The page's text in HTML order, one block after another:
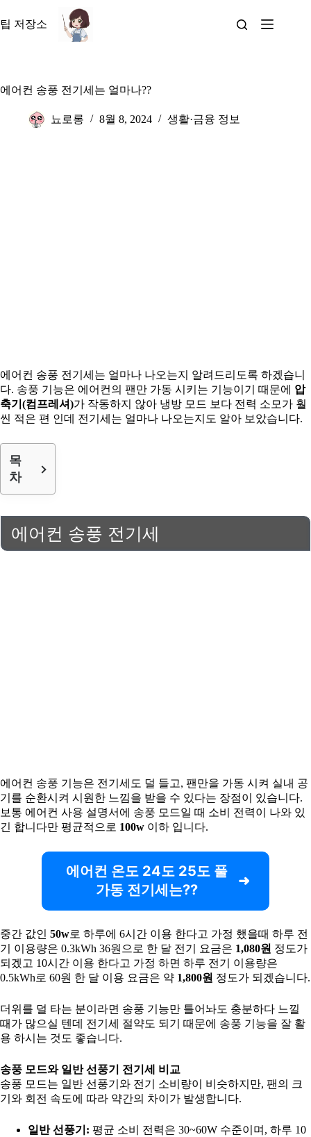
문
뛰
팁 저장소
에어컨 송풍 전기세는 얼마나??
뇨로롱 8월 8, 2024 생활·금융 정보
에어컨 송풍 전기세는 얼마나 나오는지 알려드리도록 하겠습니
다. 송풍 기능은 에어컨의 팬만 가동 시키는 기능이기 때문에 압
축기(컴프레셔)가 작동하지 않아 냉방 모드 보다 전력 소모가 훨
씬 적은 편 인데 전기세는 얼마나 나오는지도 알아 보았습니다.
목
차
에어컨 송풍 전기세
에어컨 송풍 기능은 전기세도 덜 들고, 팬만을 가동 시켜 실내 공
기를 순환시켜 시원한 느낌을 받을 수 있다는 장점이 있습니다.
보통 에어컨 사용 설명서에 송풍 모드일 때 소비 전력이 나와 있
긴 합니다만 평균적으로 100w 이하 입니다.
에어컨 온도 24도 25도 풀
가동 전기세는??
중간 값인 50w로 하루에 6시간 이용 한다고 가정 했을때 하루 전
기 이용량은 0.3kWh 36원으로 한 달 전기 요금은 1,080원 정도가
되겠고 10시간 이용 한다고 가정 하면 하루 전기 이용량은
0.5kWh로 60원 한 달 이용 요금은 약 1,800원 정도가 되겠습니다.
더위를 덜 타는 분이라면 송풍 기능만 틀어놔도 충분하다 느낄
때가 많으실 텐데 전기세 절약도 되기 때문에 송풍 기능을 잘 활
용 하시는 것도 좋습니다.
송풍 모드와 일반 선풍기 전기세 비교
송풍 모드는 일반 선풍기와 전기 소비량이 비슷하지만, 팬의 크
기와 회전 속도에 따라 약간의 차이가 발생합니다.
일반 선풍기: 평균 소비 전력은 30~60W 수준이며, 하루 10